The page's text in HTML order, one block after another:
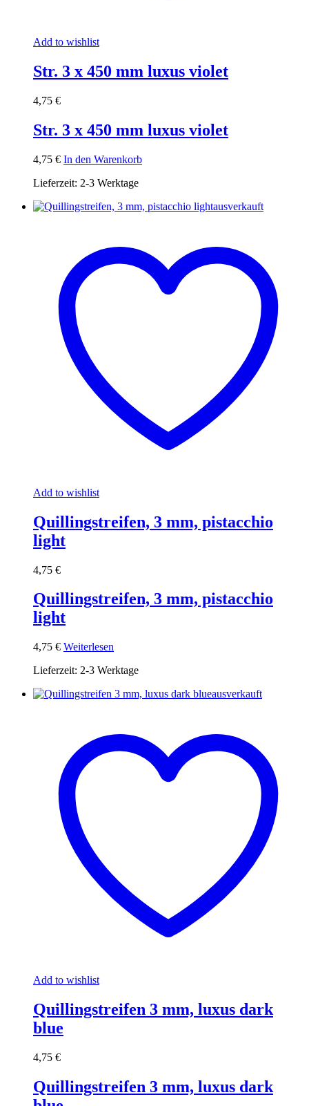
Add to wishlist
Str. 3 x 450 mm luxus violet
4,75 €
Str. 3 x 450 mm luxus violet
4,75 € In den Warenkorb
Lieferzeit: 2-3 Werktage
ausverkauft
Add to wishlist
Quillingstreifen, 3 mm, pistacchio
light
4,75 €
Quillingstreifen, 3 mm, pistacchio
light
4,75 € Weiterlesen
Lieferzeit: 2-3 Werktage
ausverkauft
Add to wishlist
Quillingstreifen 3 mm, luxus dark
blue
4,75 €
Quillingstreifen 3 mm, luxus dark